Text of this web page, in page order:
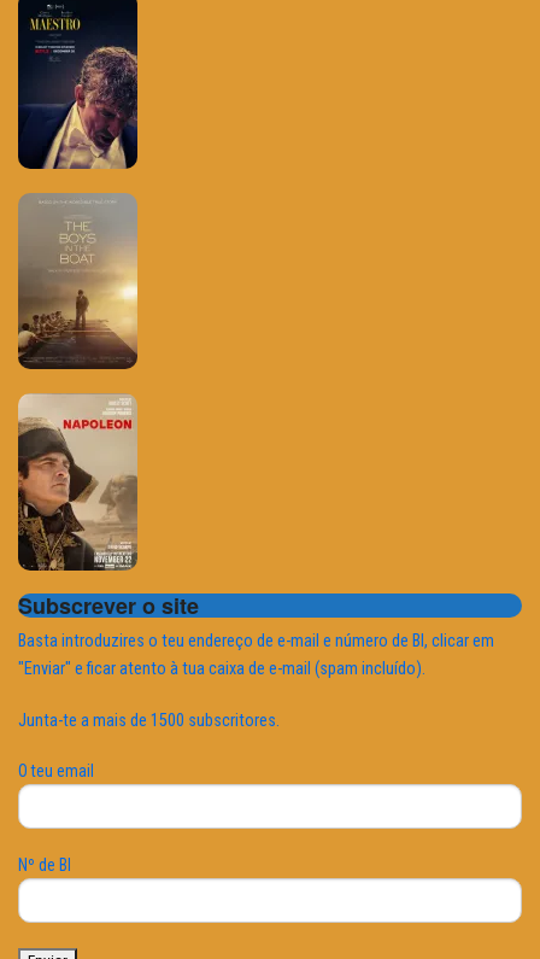
Subscrever o site
Basta introduzires o teu endereço de e-mail e número de BI, clicar em
"Enviar" e ficar atento à tua caixa de e-mail (spam incluído).
Junta-te a mais de 1500 subscritores.
O teu email
Nº de BI